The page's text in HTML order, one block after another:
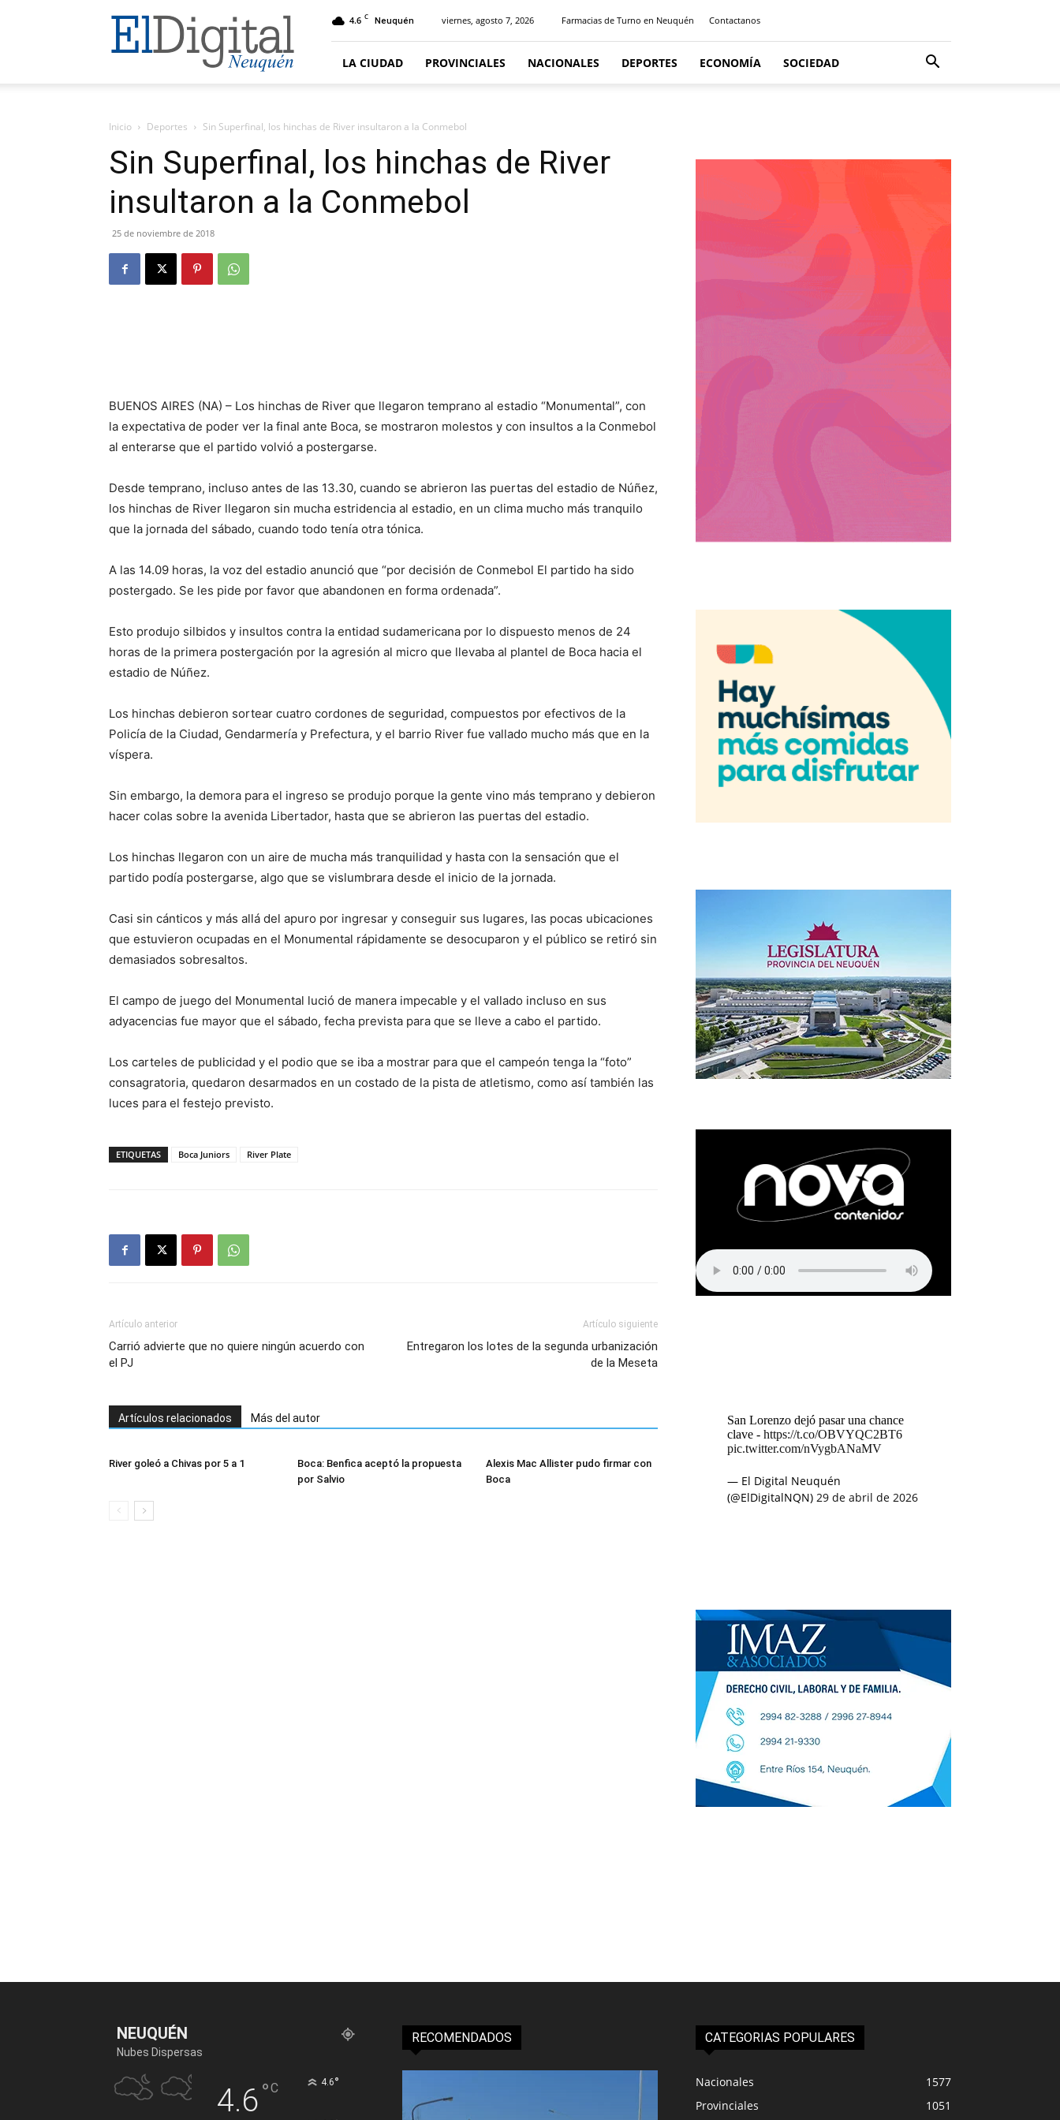
El
Digital
Neuquen
4.6 C Neuquén viernes, agosto 7, 2026 Farmacias de Turno en Neuquén Contactanos
LA CIUDAD PROVINCIALES NACIONALES DEPORTES ECONOMÍA SOCIEDAD
Inicio Deportes Sin Superfinal, los hinchas de River insultaron a la Conmebol
Sin Superfinal, los hinchas de River
insultaron a la Conmebol
25 de noviembre de 2018
BUENOS AIRES (NA) – Los hinchas de River que llegaron temprano al estadio “Monumental”, con
la expectativa de poder ver la final ante Boca, se mostraron molestos y con insultos a la Conmebol
al enterarse que el partido volvió a postergarse.
Desde temprano, incluso antes de las 13.30, cuando se abrieron las puertas del estadio de Núñez,
los hinchas de River llegaron sin mucha estridencia al estadio, en un clima mucho más tranquilo
que la jornada del sábado, cuando todo tenía otra tónica.
A las 14.09 horas, la voz del estadio anunció que “por decisión de Conmebol El partido ha sido
postergado. Se les pide por favor que abandonen en forma ordenada”.
Esto produjo silbidos y insultos contra la entidad sudamericana por lo dispuesto menos de 24
horas de la primera postergación por la agresión al micro que llevaba al plantel de Boca hacia el
estadio de Núñez.
Los hinchas debieron sortear cuatro cordones de seguridad, compuestos por efectivos de la
Policía de la Ciudad, Gendarmería y Prefectura, y el barrio River fue vallado mucho más que en la
víspera.
Sin embargo, la demora para el ingreso se produjo porque la gente vino más temprano y debieron
hacer colas sobre la avenida Libertador, hasta que se abrieron las puertas del estadio.
Los hinchas llegaron con un aire de mucha más tranquilidad y hasta con la sensación que el
partido podía postergarse, algo que se vislumbrara desde el inicio de la jornada.
Casi sin cánticos y más allá del apuro por ingresar y conseguir sus lugares, las pocas ubicaciones
que estuvieron ocupadas en el Monumental rápidamente se desocuparon y el público se retiró sin
demasiados sobresaltos.
El campo de juego del Monumental lució de manera impecable y el vallado incluso en sus
adyacencias fue mayor que el sábado, fecha prevista para que se lleve a cabo el partido.
Los carteles de publicidad y el podio que se iba a mostrar para que el campeón tenga la “foto”
consagratoria, quedaron desarmados en un costado de la pista de atletismo, como así también las
luces para el festejo previsto.
ETIQUETAS Boca Juniors River Plate
Artículo anterior
Carrió advierte que no quiere ningún acuerdo con
el PJ
Artículo siguiente
Entregaron los lotes de la segunda urbanización
de la Meseta
Artículos relacionados Más del autor
River goleó a Chivas por 5 a 1
Boca: Benfica aceptó la propuesta
por Salvio
Alexis Mac Allister pudo firmar con
Boca
San Lorenzo dejó pasar una chance
clave - https://t.co/OBVYQC2BT6
pic.twitter.com/nVygbANaMV
— El Digital Neuquén
(@ElDigitalNQN) 29 de abril de 2026
NEUQUÉN
Nubes Dispersas
4.6°C 4.6°
RECOMENDADOS CATEGORIAS POPULARES
Nacionales
1577
Provinciales
1051